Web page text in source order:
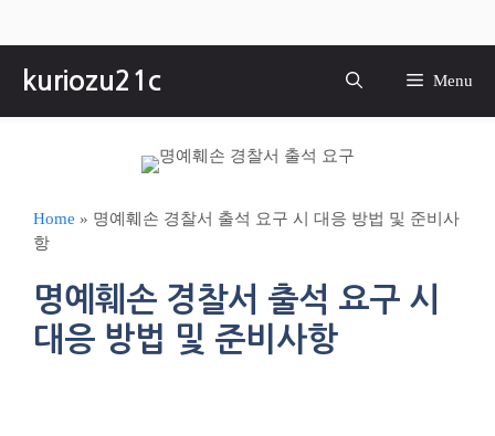
kuriozu21c Menu
Home » 명예훼손 경찰서 출석 요구 시 대응 방법 및 준비사
항
명예훼손 경찰서 출석 요구 시
대응 방법 및 준비사항